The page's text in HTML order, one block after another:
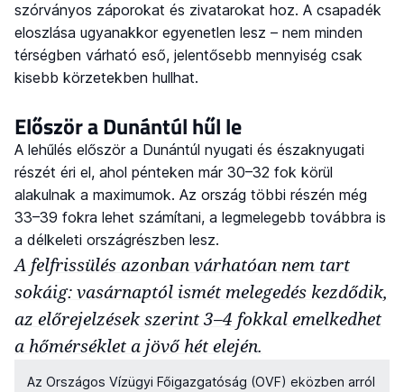
szórványos záporokat és zivatarokat hoz. A csapadék
eloszlása ugyanakkor egyenetlen lesz – nem minden
térségben várható eső, jelentősebb mennyiség csak
kisebb körzetekben hullhat.
Először a Dunántúl hűl le
A lehűlés először a Dunántúl nyugati és északnyugati
részét éri el, ahol pénteken már 30–32 fok körül
alakulnak a maximumok. Az ország többi részén még
33–39 fokra lehet számítani, a legmelegebb továbbra is
a délkeleti országrészben lesz.
A felfrissülés azonban várhatóan nem tart
sokáig: vasárnaptól ismét melegedés kezdődik,
az előrejelzések szerint 3–4 fokkal emelkedhet
a hőmérséklet a jövő hét elején.
Az Országos Vízügyi Főigazgatóság (OVF) eközben arról